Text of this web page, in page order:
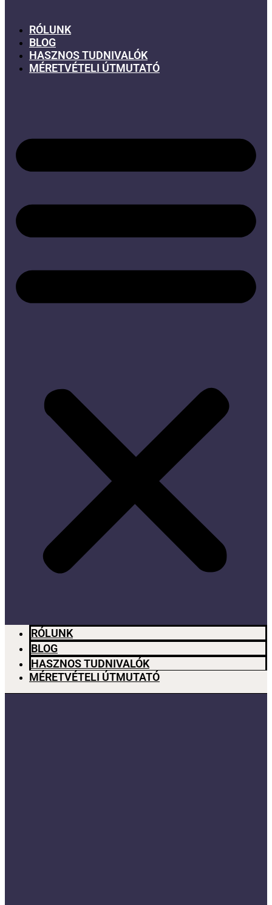
RÓLUNK
BLOG
HASZNOS TUDNIVALÓK
MÉRETVÉTELI ÚTMUTATÓ
RÓLUNK
BLOG
HASZNOS TUDNIVALÓK
MÉRETVÉTELI ÚTMUTATÓ